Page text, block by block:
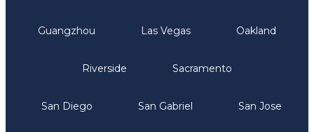
Guangzhou Las Vegas Oakland
Riverside Sacramento
San Diego San Gabriel San Jose